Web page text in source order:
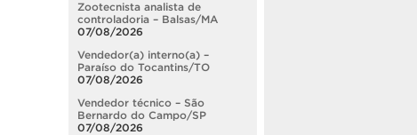
Zootecnista analista de
controladoria – Balsas/MA
07/08/2026
Vendedor(a) interno(a) –
Paraíso do Tocantins/TO
07/08/2026
Vendedor técnico – São
Bernardo do Campo/SP
07/08/2026